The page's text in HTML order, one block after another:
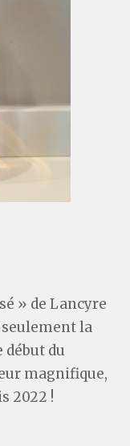
» de Lancyre
seulement la
début du
magnifique,
2022 !